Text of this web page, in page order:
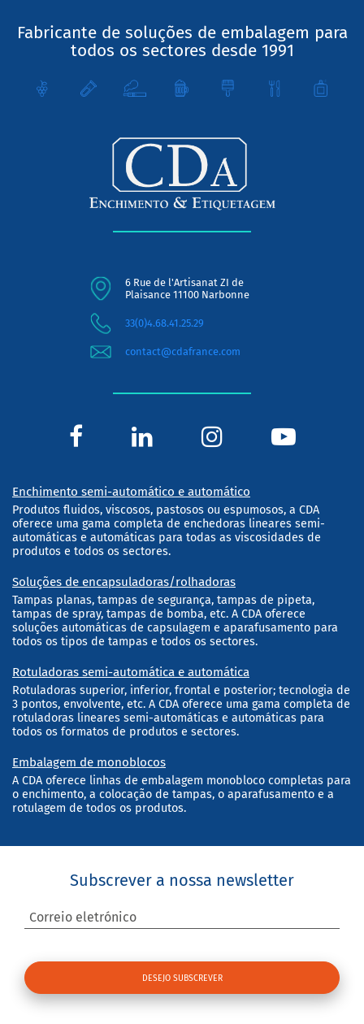
Fabricante de soluções de embalagem para
todos os sectores desde 1991
6 Rue de l'Artisanat ZI de
Plaisance 11100 Narbonne
33(0)4.68.41.25.29
contact@cdafrance.com
Enchimento semi-automático e automático
Produtos fluidos, viscosos, pastosos ou espumosos, a CDA
oferece uma gama completa de enchedoras lineares semi-
automáticas e automáticas para todas as viscosidades de
produtos e todos os sectores.
Soluções de encapsuladoras/rolhadoras
Tampas planas, tampas de segurança, tampas de pipeta,
tampas de spray, tampas de bomba, etc. A CDA oferece
soluções automáticas de capsulagem e aparafusamento para
todos os tipos de tampas e todos os sectores.
Rotuladoras semi-automática e automática
Rotuladoras superior, inferior, frontal e posterior; tecnologia de
3 pontos, envolvente, etc. A CDA oferece uma gama completa de
rotuladoras lineares semi-automáticas e automáticas para
todos os formatos de produtos e sectores.
Embalagem de monoblocos
A CDA oferece linhas de embalagem monobloco completas para
o enchimento, a colocação de tampas, o aparafusamento e a
rotulagem de todos os produtos.
Subscrever a nossa newsletter
Correio eletrónico